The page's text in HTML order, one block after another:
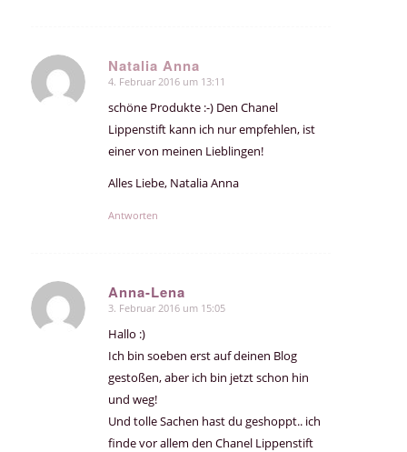
Natalia Anna
sagte:
4. Februar 2016 um 13:11
schöne Produkte :-) Den Chanel
Lippenstift kann ich nur empfehlen, ist
einer von meinen Lieblingen!
Alles Liebe, Natalia Anna
Antworten
Anna-Lena
sagte:
3. Februar 2016 um 15:05
Hallo :)
Ich bin soeben erst auf deinen Blog
gestoßen, aber ich bin jetzt schon hin
und weg!
Und tolle Sachen hast du geshoppt.. ich
finde vor allem den Chanel Lippenstift